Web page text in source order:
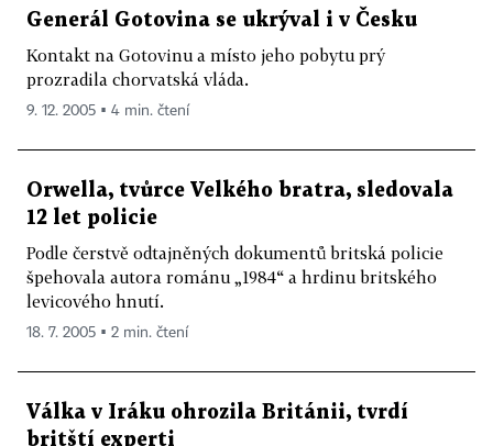
Generál Gotovina se ukrýval i v Česku
Kontakt na Gotovinu a místo jeho pobytu prý
prozradila chorvatská vláda.
9. 12. 2005 ▪ 4 min. čtení
Orwella, tvůrce Velkého bratra, sledovala
12 let policie
Podle čerstvě odtajněných dokumentů britská policie
špehovala autora románu „1984“ a hrdinu britského
levicového hnutí.
18. 7. 2005 ▪ 2 min. čtení
Válka v Iráku ohrozila Británii, tvrdí
britští experti